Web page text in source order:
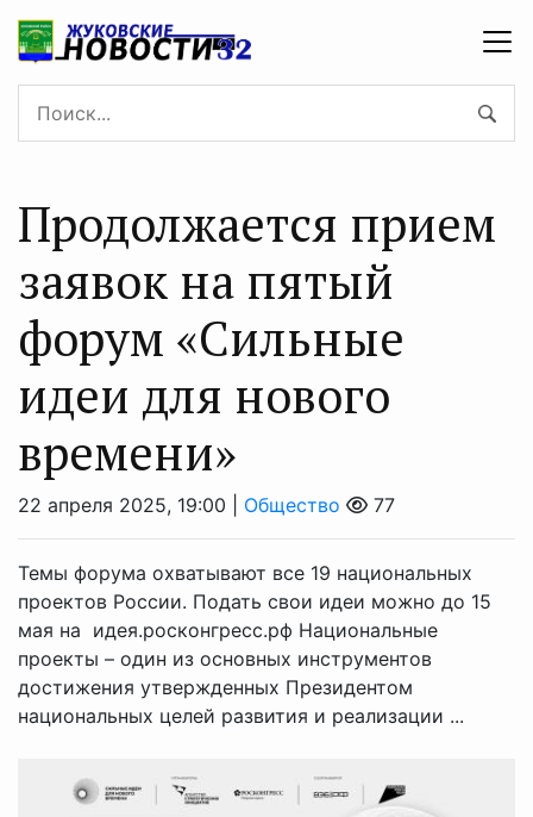
Продолжается прием
заявок на пятый
форум «Сильные
идеи для нового
времени»
22 апреля 2025, 19:00 | Общество 77
Темы форума охватывают все 19 национальных
проектов России. Подать свои идеи можно до 15
мая на идея.росконгресс.рф Национальные
проекты – один из основных инструментов
достижения утвержденных Президентом
национальных целей развития и реализации ...